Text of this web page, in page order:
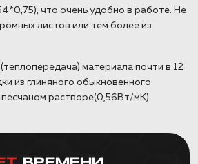
что очень удобно в работе. Не
листов или тем более из
материала почти в 12
из глиняного обыкновенного
растворе(0,56Вт/мК).